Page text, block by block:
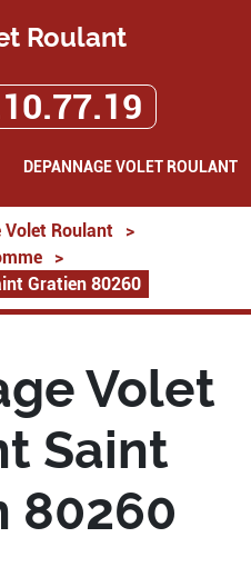
Roulant
DEPANNAGE VOLET ROULANT
Volet Roulant
>
>
Gratien 80260
Volet
Saint
80260